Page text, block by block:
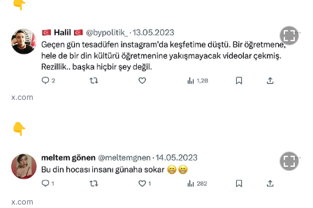
👇
x.com
👇
x.com